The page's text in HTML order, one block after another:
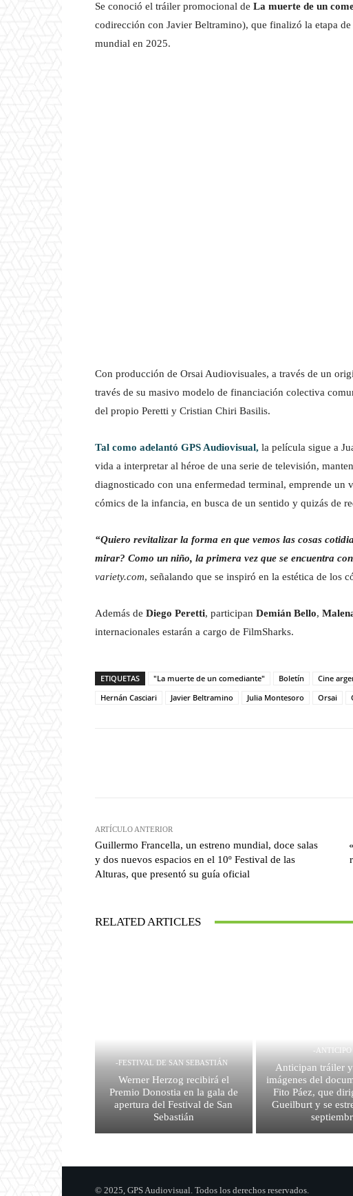
Se conoció el tráiler promocional de La muerte de un
codirección con Javier Beltramino), que finalizó la etapa
mundial en 2025.
Con producción de Orsai Audiovisuales, a través de un
través de su masivo modelo de financiación colectiva
del propio Peretti y Cristian Chiri Basilis.
Tal como adelantó GPS Audiovisual, la película sigue a
vida a interpretar al héroe de una serie de televisión,
diagnosticado con una enfermedad terminal, emprende un
cómics de la infancia, en busca de un sentido y quizás de
“Quiero revitalizar la forma en que vemos las cosas
mirar? Como un niño, la primera vez que se encuentra
variety.com, señalando que se inspiró en la estética de los
Además de Diego Peretti, participan Demián Bello,
internacionales estarán a cargo de FilmSharks.
ETIQUETAS "La muerte de un comediante" Boletín Cine
Hernán Casciari
Javier Beltramino Julia Montesoro Orsai
ARTÍCULO ANTERIOR
Guillermo Francella, un estreno mundial, doce salas
y dos nuevos espacios en el 10º Festival de las
Alturas, que presentó su guía oficial
RELATED ARTICLES
-FESTIVAL DE SAN SEBASTIÁN
Werner Herzog recibirá el
Premio Donostia en la gala de
apertura del Festival de San
Sebastián
-ANTICIPO
Anticipan tráiler
imágenes del
Fito Páez, que
Gueilburt y se
© 2025, GPS Audiovisual. Todos los derechos reservados.